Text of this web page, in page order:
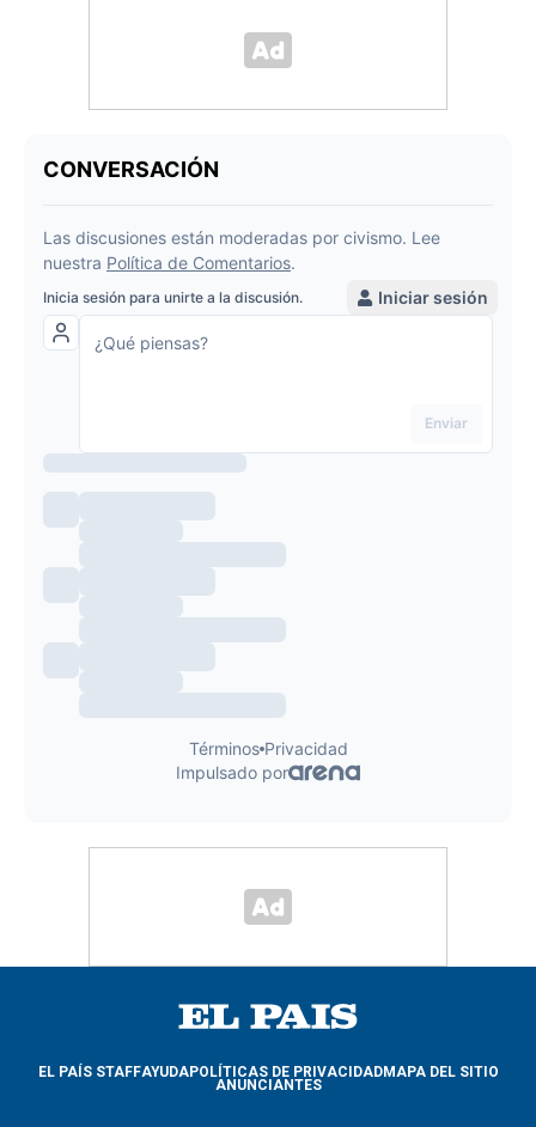
EL PAÍS STAFFAYUDAPOLÍTICAS DE PRIVACIDADMAPA DEL SITIO
ANUNCIANTES